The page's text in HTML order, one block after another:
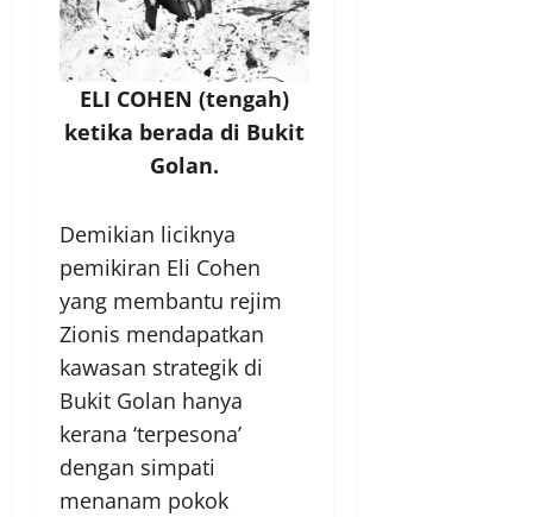
ELI COHEN (tengah)
ketika berada di Bukit
Golan.
Demikian liciknya
pemikiran Eli Cohen
yang membantu rejim
Zionis mendapatkan
kawasan strategik di
Bukit Golan hanya
kerana ‘terpesona’
dengan simpati
menanam pokok